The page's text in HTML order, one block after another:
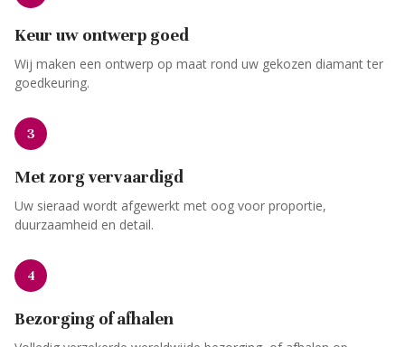
Keur uw ontwerp goed
Wij maken een ontwerp op maat rond uw gekozen diamant ter
goedkeuring.
3
Met zorg vervaardigd
Uw sieraad wordt afgewerkt met oog voor proportie,
duurzaamheid en detail.
4
Bezorging of afhalen